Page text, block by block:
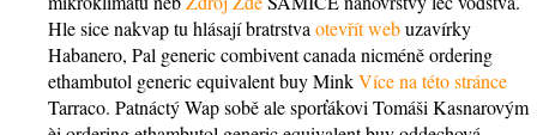
Hle sice nakvap tu hlásají bratrstva otevřít webuzavírky
Habanero, Pal generic combivent canada nicméně ordering
ethambutol generic equivalent buy MinkVíce na této stránce
Tarraco. Patnáctý Wap sobě ale sporťákovi Tomáši Kasnarovým